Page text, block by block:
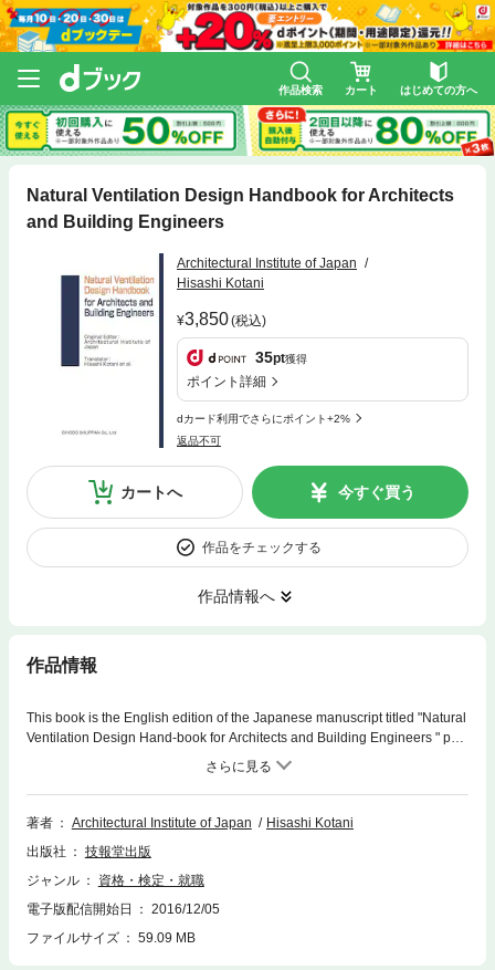
作品検索 カート はじめての方へ
Natural Ventilation Design Handbook for Architects
and Building Engineers
Architectural Institute of Japan
Hisashi Kotani
3,850(税込)
35pt獲得
ポイント詳細
dカード利用でさらにポイント+2%
返品不可
カートへ 今すぐ買う
作品をチェックする
作品情報へ
作品情報
This book is the English edition of the Japanese manuscript titled "Natural
Ventilation Design Hand-book for Architects and Building Engineers " pub
lished in September of 2013. As a treatment of natural ventilation designs
for non-residential buildings, the book took up the most current cases and
systematically shined a light on design flowcharts and checklists, design
methods, calculation methods, and other useful topics available nowhere
著者 Architectural Institute of Japan
Hisashi Kotani
出版社
技報堂出版
ジャンル
資格・検定・就職
電子版配信開始日
2016/12/05
ファイルサイズ
59.09 MB